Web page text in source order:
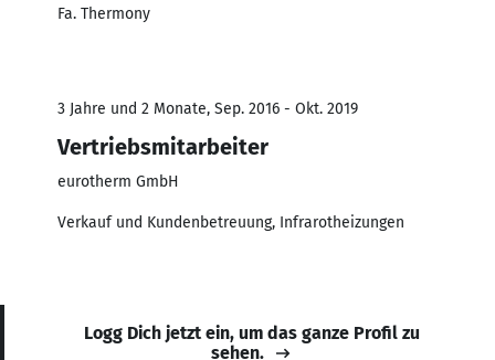
Fa. Thermony
3 Jahre und 2 Monate, Sep. 2016 - Okt. 2019
Vertriebsmitarbeiter
eurotherm GmbH
Verkauf und Kundenbetreuung, Infrarotheizungen
Logg Dich jetzt ein, um das ganze Profil zu
sehen.